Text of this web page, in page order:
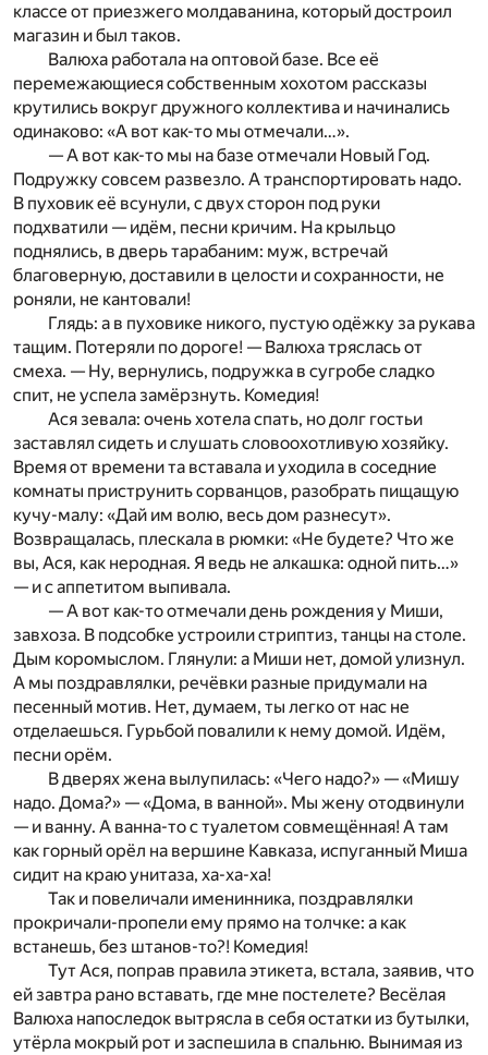
классе от приезжего молдаванина, который достроил
магазин и был таков.
Валюха работала на оптовой базе. Все её
перемежающиеся собственным хохотом рассказы
крутились вокруг дружного коллектива и начинались
одинаково: «А вот как-то мы отмечали…».
— А вот как-то мы на базе отмечали Новый Год.
Подружку совсем развезло. А транспортировать надо.
В пуховик её всунули, с двух сторон под руки
подхватили — идём, песни кричим. На крыльцо
поднялись, в дверь тарабаним: муж, встречай
благоверную, доставили в целости и сохранности, не
роняли, не кантовали!
Глядь: а в пуховике никого, пустую одёжку за рукава
тащим. Потеряли по дороге! — Валюха тряслась от
смеха. — Ну, вернулись, подружка в сугробе сладко
спит, не успела замёрзнуть. Комедия!
Ася зевала: очень хотела спать, но долг гостьи
заставлял сидеть и слушать словоохотливую хозяйку.
Время от времени та вставала и уходила в соседние
комнаты приструнить сорванцов, разобрать пищащую
кучу-малу: «Дай им волю, весь дом разнесут».
Возвращалась, плескала в рюмки: «Не будете? Что же
вы, Ася, как неродная. Я ведь не алкашка: одной пить…»
— и с аппетитом выпивала.
— А вот как-то отмечали день рождения у Миши,
завхоза. В подсобке устроили стриптиз, танцы на столе.
Дым коромыслом. Глянули: а Миши нет, домой улизнул.
А мы поздравлялки, речёвки разные придумали на
песенный мотив. Нет, думаем, ты легко от нас не
отделаешься. Гурьбой повалили к нему домой. Идём,
песни орём.
В дверях жена вылупилась: «Чего надо?» — «Мишу
надо. Дома?» — «Дома, в ванной». Мы жену отодвинули
— и ванну. А ванна-то с туалетом совмещённая! А там
как горный орёл на вершине Кавказа, испуганный Миша
сидит на краю унитаза, ха-ха-ха!
Так и повеличали именинника, поздравлялки
прокричали-пропели ему прямо на толчке: а как
встанешь, без штанов-то?! Комедия!
Тут Ася, поправ правила этикета, встала, заявив, что
ей завтра рано вставать, где мне постелете? Весёлая
Валюха напоследок вытрясла в себя остатки из бутылки,
утёрла мокрый рот и заспешила в спальню. Вынимая из